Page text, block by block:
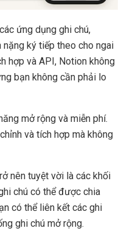
ứng dụng ghi chú,
ký tiếp theo cho ngai
hợp và API, Notion không
bạn không cần phải lo
mở rộng và miễn phí.
và tích hợp mà không
nên tuyệt vời là các khối
chú có thể được chia
có thể liên kết các ghi
ghi chú mở rộng.